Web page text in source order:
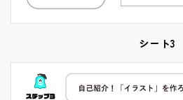
シート3